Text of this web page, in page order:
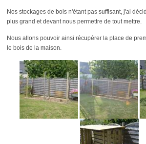
Nos stockages de bois n'étant pas suffisant, j'ai
plus grand et devant nous permettre de tout mettre.
Nous allons pouvoir ainsi récupérer la place de
le bois de la maison.